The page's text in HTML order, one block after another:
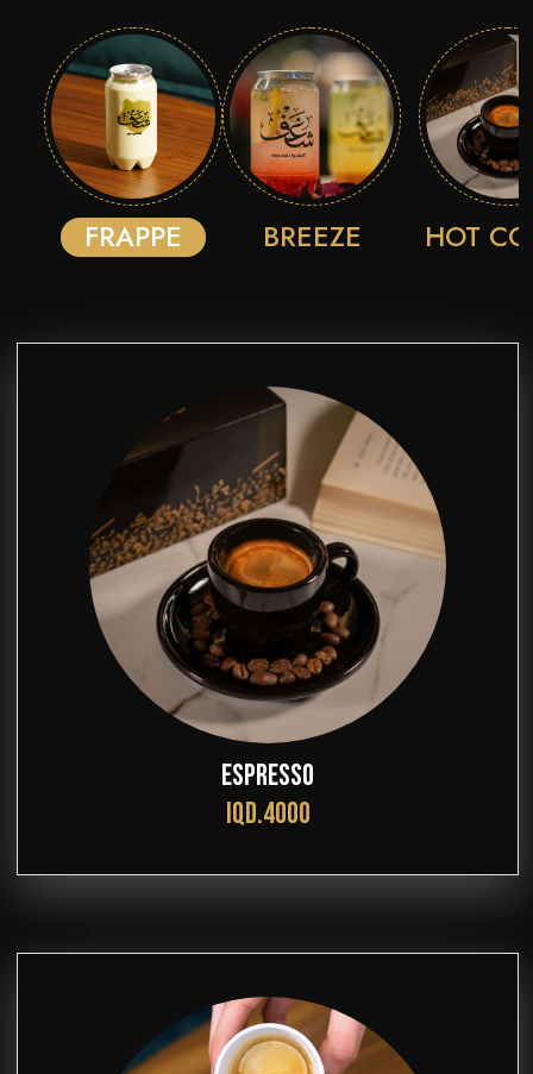
FRAPPE BREEZE HOT
ESPRESSO
IQD.4000